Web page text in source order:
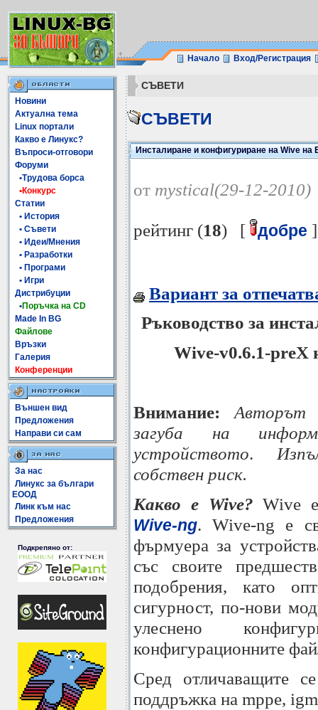
Начало Вход/Регистрация
Новини
Актуална тема
Linux портали
Какво е Линукс?
Въпроси-отговори
Форуми
•Трудова борса
•Конкурс
Статии
• История
• Съвети
• Идеи/Мнения
• Разработки
• Програми
• Игри
Дистрибуции
•Поръчка на CD
Made In BG
Файлове
Връзки
Галерия
Конференции
Външен вид
Предложения
Направи си сам
За нас
Линукс за българи
ЕООД
Линк към нас
Предложения
Подкрепяно от:
СЪВЕТИ
СЪВЕТИ
Инсталиране и конфигуриране на Wive на
от mystical(29-12-2010)
рейтинг (18) [ добре
Вариант за
Ръководство за
Wive-v0.6.1-preX
Внимание:
Авторът
загуба на
устройството.
собствен риск.
Какво е Wive? Wive
Wive-ng. Wive-ng е
фърмуера за
със своите
подобрения, като
сигурност, по-нови
улеснено
конфигурационните
Сред отличаващите
поддръжка на mppe,